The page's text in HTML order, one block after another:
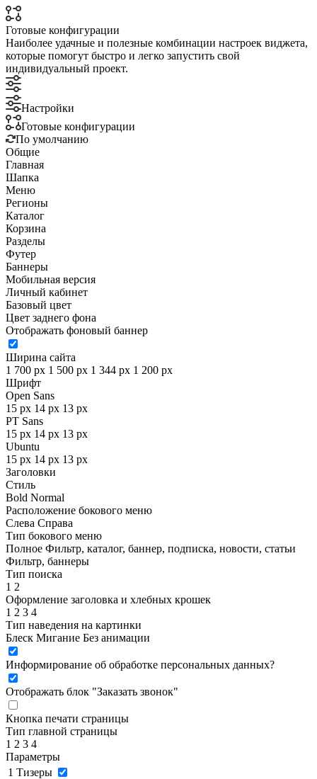
Готовые конфигурации
Наиболее удачные и полезные комбинации настроек виджета,
которые помогут быстро и легко запустить свой
индивидуальный проект.
Настройки
Готовые конфигурации
По умолчанию
Общие
Главная
Шапка
Меню
Регионы
Каталог
Корзина
Разделы
Футер
Баннеры
Мобильная версия
Личный кабинет
Базовый цвет
Цвет заднего фона
Отображать фоновый баннер
Ширина сайта
1 700 px 1 500 px 1 344 px 1 200 px
Шрифт
Open Sans
15 px 14 px 13 px
PT Sans
15 px 14 px 13 px
Ubuntu
15 px 14 px 13 px
Заголовки
Стиль
Bold Normal
Расположение бокового меню
Слева Справа
Тип бокового меню
Полное Фильтр, каталог, баннер, подписка, новости, статьи
Фильтр, баннеры
Тип поиска
1 2
Оформление заголовка и хлебных крошек
1 2 3 4
Тип наведения на картинки
Блеск Мигание Без анимации
Информирование об обработке персональных данных?
Отображать блок "Заказать звонок"
Кнопка печати страницы
Тип главной страницы
1 2 3 4
Параметры
1 Тизеры